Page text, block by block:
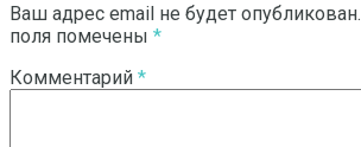
Ваш адрес email не будет опубликован.
поля помечены *
Комментарий *